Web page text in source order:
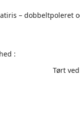
– dobbeltpoleret
:
Tørt